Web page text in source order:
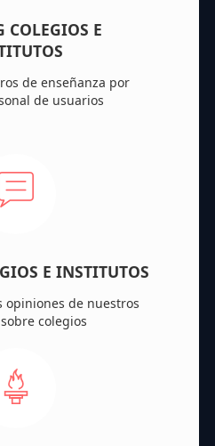
COLEGIOS E
de enseñanza por
de usuarios
E INSTITUTOS
opiniones de nuestros
colegios